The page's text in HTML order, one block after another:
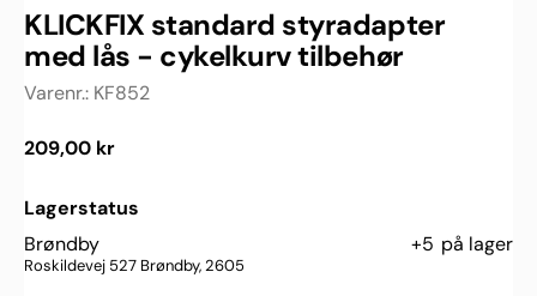
KLICKFIX standard styradapter
med lås - cykelkurv tilbehør
Varenr.: KF852
Normalpris
209,00 kr
Lagerstatus
Brøndby
+5 på lager
Roskildevej 527 Brøndby, 2605